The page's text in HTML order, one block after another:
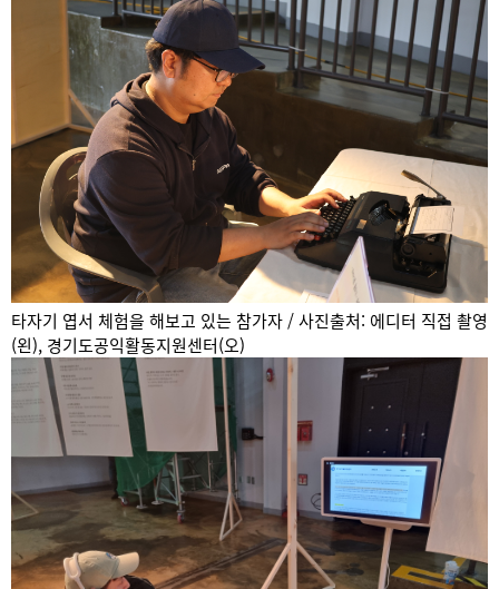
타자기 엽서 체험을 해보고 있는 참가자 / 사진출처: 에디터 직접 촬영
(왼), 경기도공익활동지원센터(오)